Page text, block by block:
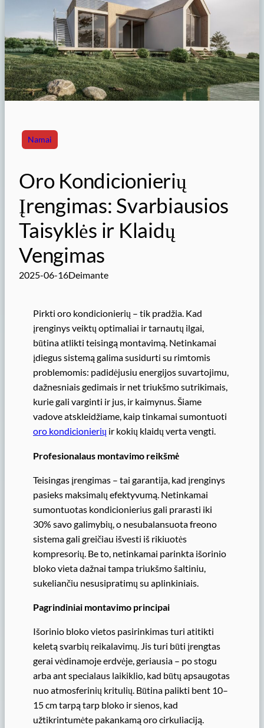
Namai
Oro Kondicionierių
Įrengimas: Svarbiausios
Taisyklės ir Klaidų
Vengimas
2025-06-16Deimante
Pirkti oro kondicionierių – tik pradžia. Kad
įrenginys veiktų optimaliai ir tarnautų ilgai,
būtina atlikti teisingą montavimą. Netinkamai
įdiegus sistemą galima susidurti su rimtomis
problemomis: padidėjusiu energijos suvartojimu,
dažnesniais gedimais ir net triukšmo sutrikimais,
kurie gali varginti ir jus, ir kaimynus. Šiame
vadove atskleidžiame, kaip tinkamai sumontuoti
oro kondicionierių ir kokių klaidų verta vengti.
Profesionalaus montavimo reikšmė
Teisingas įrengimas – tai garantija, kad įrenginys
pasieks maksimalų efektyvumą. Netinkamai
sumontuotas kondicionierius gali prarasti iki
30% savo galimybių, o nesubalansuota freono
sistema gali greičiau išvesti iš rikiuotės
kompresorių. Be to, netinkamai parinkta išorinio
bloko vieta dažnai tampa triukšmo šaltiniu,
sukeliančiu nesusipratimų su aplinkiniais.
Pagrindiniai montavimo principai
Išorinio bloko vietos pasirinkimas turi atitikti
keletą svarbių reikalavimų. Jis turi būti įrengtas
gerai vėdinamoje erdvėje, geriausia – po stogu
arba ant specialaus laikiklio, kad būtų apsaugotas
nuo atmosferinių kritulių. Būtina palikti bent 10–
15 cm tarpą tarp bloko ir sienos, kad
užtikrintumėte pakankamą oro cirkuliaciją.